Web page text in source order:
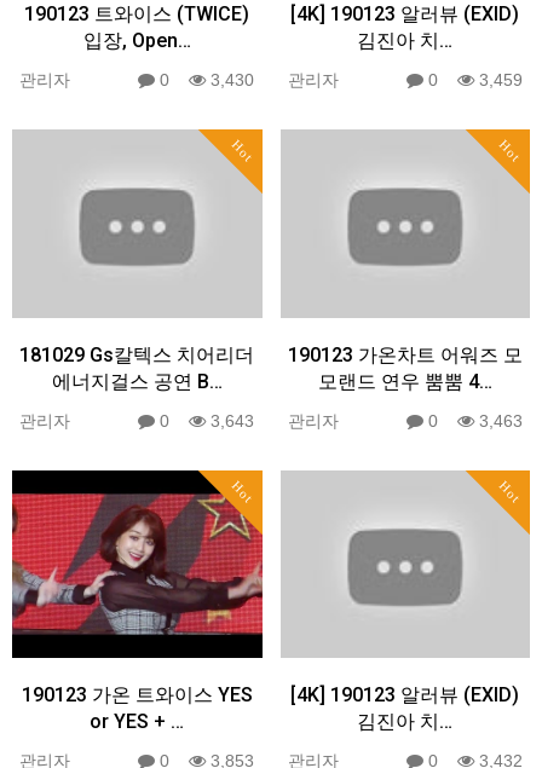
190123 트와이스 (TWICE)
입장, Open…
관리자 0 3,430
[4K] 190123 알러뷰 (EXID)
김진아 치…
관리자 0 3,459
Hot
181029 Gs칼텍스 치어리더
에너지걸스 공연 B…
관리자 0 3,643
Hot
190123 가온차트 어워즈 모
모랜드 연우 뿜뿜 4…
관리자 0 3,463
Hot
190123 가온 트와이스 YES
or YES + …
관리자 0 3,853
Hot
[4K] 190123 알러뷰 (EXID)
김진아 치…
관리자 0 3,432